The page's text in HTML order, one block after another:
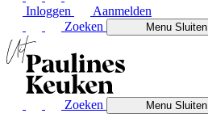
Inloggen
Aanmelden
Zoeken
MenuSluiten
Zoeken MenuSluiten